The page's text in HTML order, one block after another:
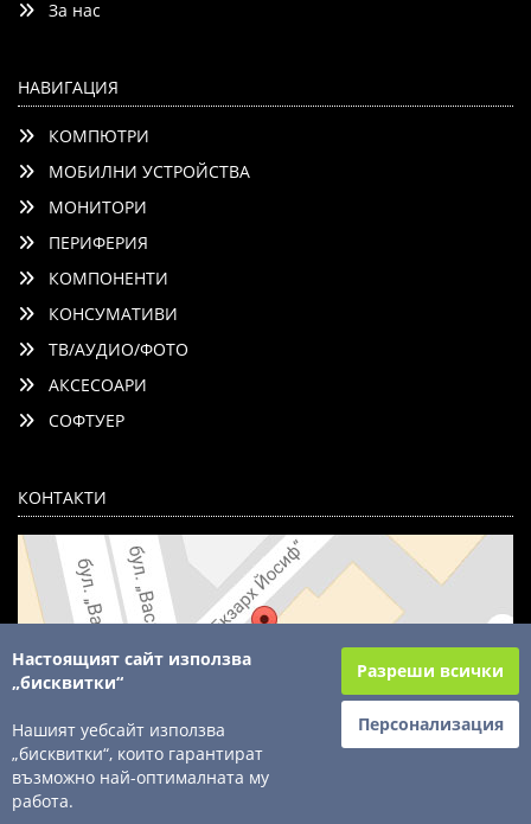
За нас
НАВИГАЦИЯ
КОМПЮТРИ
МОБИЛНИ УСТРОЙСТВА
МОНИТОРИ
ПЕРИФЕРИЯ
КОМПОНЕНТИ
КОНСУМАТИВИ
ТВ/АУДИО/ФОТО
АКСЕСОАРИ
СОФТУЕР
КОНТАКТИ
© 2003 - 2026 ComSystems Ltd. Всички права запазени
Настоящият сайт използва
„бисквитки“
Нашият уебсайт използва
„бисквитки“, които гарантират
възможно най-оптималната му
работа.
Разреши всички
Персонализация